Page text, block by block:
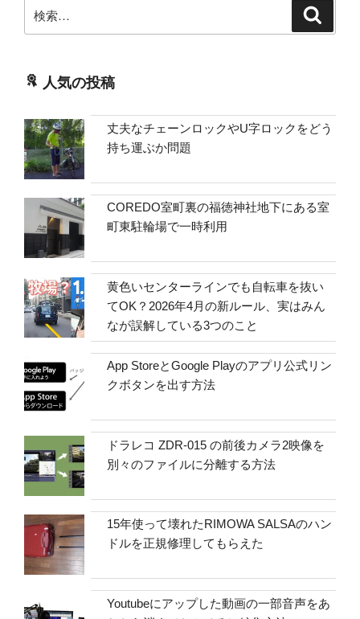
索:
人気の投稿
丈夫なチェーンロックやU字ロックをどう
持ち運ぶか問題
COREDO室町裏の福徳神社地下にある室
町東駐輪場で一時利用
黄色いセンターラインでも自転車を抜い
てOK？2026年4月の新ルール、実はみん
なが誤解している3つのこと
App StoreとGoogle Playのアプリ公式リン
クボタンを出す方法
ドラレコ ZDR-015 の前後カメラ2映像を
別々のファイルに分離する方法
15年使って壊れたRIMOWA SALSAのハン
ドルを正規修理してもらえた
Youtubeにアップした動画の一部音声をあ